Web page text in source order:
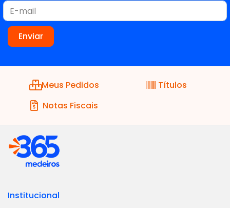
Meus Pedidos
Títulos
Notas Fiscais
Institucional